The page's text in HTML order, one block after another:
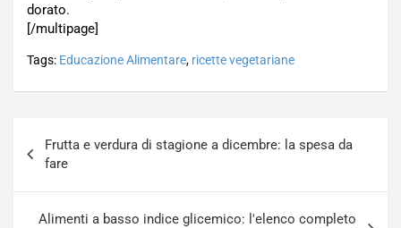
dorato.
[/multipage]
Tags: Educazione Alimentare, ricette vegetariane
articoli
Frutta e verdura di stagione a dicembre: la spesa da
fare
Alimenti a basso indice glicemico: l'elenco completo